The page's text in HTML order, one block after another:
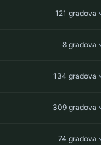
121 gradova
8 gradova
134 gradova
309 gradova
74 gradova